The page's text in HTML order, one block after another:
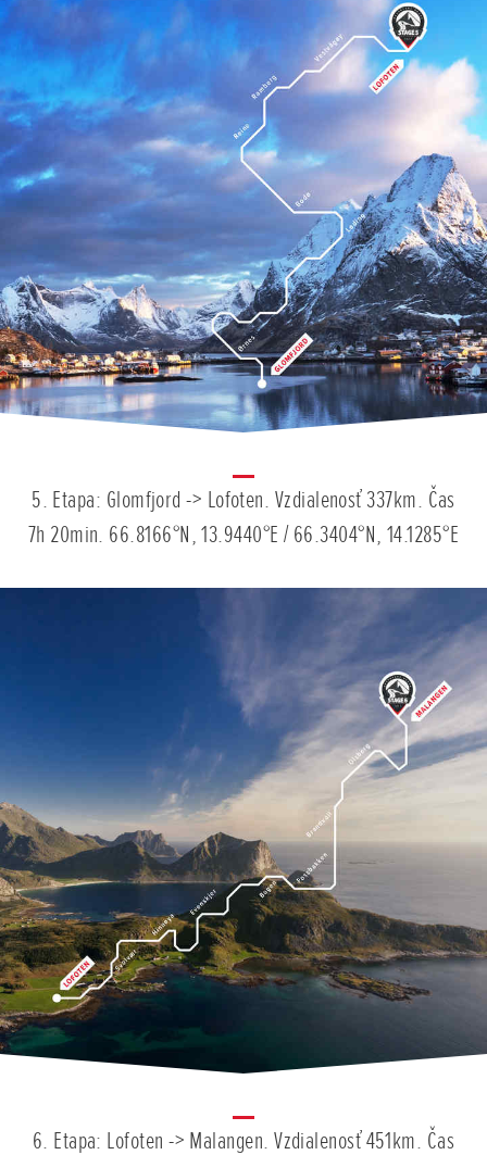
5. Etapa: Glomfjord -> Lofoten. Vzdialenosť 337km. Čas
7h 20min. 66.8166°N, 13.9440°E / 66.3404°N, 14.1285°E
6. Etapa: Lofoten -> Malangen. Vzdialenosť 451km. Čas